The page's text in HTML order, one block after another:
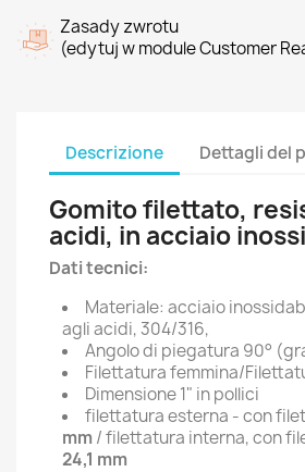
Zasady zwrotu
(edytuj w module Customer
Descrizione Dettagli del
Gomito filettato,
acidi, in acciaio
Dati tecnici:
Materiale: acciaio
agli acidi, 304/316,
Angolo di piegatura 90°
Filettatura femmina/
Dimensione 1" in pollici
filettatura esterna - con
mm / filettatura interna, con
24,1 mm